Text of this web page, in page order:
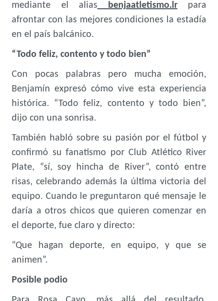
mediante el alias benjaatletismo.lrpara
afrontar con las mejores condiciones la estadía
en el país balcánico.
“Todo feliz, contento y todo bien”
Con pocas palabras pero mucha emoción,
Benjamín expresó cómo vive esta experiencia
histórica. “Todo feliz, contento y todo bien”,
dijo con una sonrisa.
También habló sobre su pasión por el fútbol y
confirmó su fanatismo por Club Atlético River
Plate, “sí, soy hincha de River”, contó entre
risas, celebrando además la última victoria del
equipo. Cuando le preguntaron qué mensaje le
daría a otros chicos que quieren comenzar en
el deporte, fue claro y directo:
“Que hagan deporte, en equipo, y que se
animen”.
Posible podio